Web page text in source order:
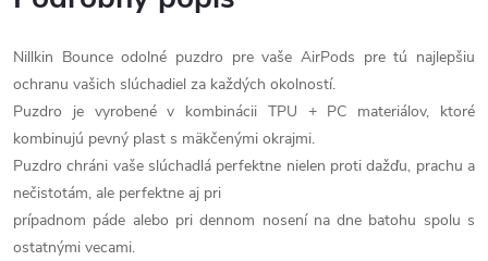
Nillkin Bounce odolné puzdro pre vaše AirPods pre tú najlepšiu
ochranu vašich slúchadiel za každých okolností.
Puzdro je vyrobené v kombinácii TPU + PC materiálov, ktoré
kombinujú pevný plast s mäkčenými okrajmi.
Puzdro chráni vaše slúchadlá perfektne nielen proti dažďu, prachu a
nečistotám, ale perfektne aj pri
prípadnom páde alebo pri dennom nosení na dne batohu spolu s
ostatnými vecami.